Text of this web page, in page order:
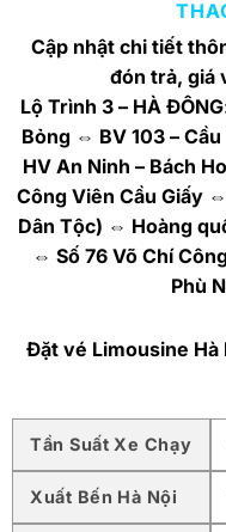
Cập nhật chi tiết
đón trả, giá
Lộ Trình 3 – HÀ
Bỏng ⇔ BV 103 –
HV An Ninh – Bách
Công Viên Cầu Giấy
Dân Tộc) ⇔ Hoàng
⇔ Số 76 Võ Chí
Phù
Đặt vé Limousine
Tần Suất Xe Chạy
Xuất Bến Hà Nội